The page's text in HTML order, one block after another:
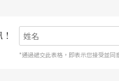
*通過遞交此表格，即表示您接受並同